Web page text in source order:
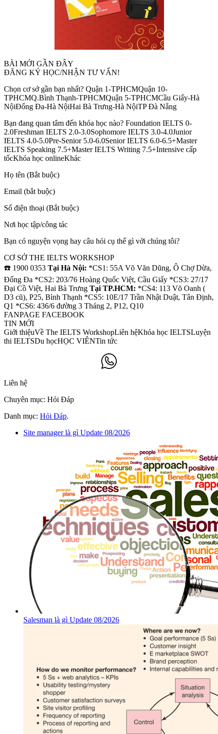
BÀI MỚI GẦN ĐÂY
ĐĂNG KÝ HỌC/NHẬN TƯ VẤN!
Chọn cơ sở gần bạn nhất? Quận 1-TPHCMQuận 10-
TPHCMQ.Bình Thạnh-TPHCMQuận 5-TPHCMCầu Giấy-Hà
NộiĐống Đa-Hà NộiHai Bà Trưng-Hà NộiTP Đà Nẵng
Bạn đang quan tâm đến khóa học nào? Foundation IELTS 0-
2.0Freshman IELTS 2.0-3.0Sophomore IELTS 3.0-4.0Junior
IELTS 4.0-5.0Pre-Senior 5.0-6.0Senior IELTS 6.0-6.5+Master
IELTS Speaking 7.5+Master IELTS Writing 7.5+Intensive cấp
tốcKhóa học onlineKhác
Họ tên (Bắt buộc)
Email (bắt buộc)
Số điện thoại (Bắt buộc)
Nơi học tập/công tác
Bạn có nguyện vọng hay câu hỏi cụ thể gì với chúng tôi?
CƠ SỞ THE IELTS WORKSHOP
☎️ 1900 0353 Tại Hà Nội: *CS1: 55A Võ Văn Dũng, Ô Chợ Dừa,
Đống Đa *CS2: 203/76 Hoàng Quốc Việt, Cầu Giấy *CS3: 27/17
Đại Cồ Việt, Hai Bà Trưng Tại TP.HCM: *CS4: 113 Võ Oanh (
D3 cũ), P25, Bình Thạnh *CS5: 10E/17 Trần Nhật Duật, Tân Định,
Q1 *CS6: 436/6 đường 3 Tháng 2, P12, Q10
FANPAGE FACEBOOK
TIN MỚI
Giới thiệuVề The IELTS WorkshopLiên hệKhóa học IELTSLuyện
thi IELTSDu họcHỌC VIÊNTin tức
Liên hệ
Chuyên mục: Hỏi Đáp
Danh mục: Hỏi Đáp.
Site manager là gì Update 08/2026
Salesman là gì Update 08/2026